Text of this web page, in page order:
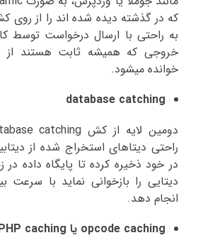
که در گذشته دیده شده اند را از روی
به راحتی با ارسال درخواست توسط
خوانده میشود.
database catching
در خود ذخیره کرده تا پایگاه داده
دیتایی را بازخوانی نماید با سرعت
انجام دهد.
opcode caching یا PHP caching